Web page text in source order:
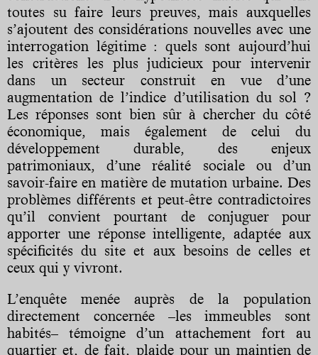
toutes su faire leurs preuves, mais auxquelles
s’ajoutent des considérations nouvelles avec une
interrogation légitime : quels sont aujourd’hui
les critères les plus judicieux pour intervenir
dans un secteur construit en vue d’une
augmentation de l’indice d’utilisation du sol ?
Les réponses sont bien sûr à chercher du côté
économique, mais également de celui du
développement durable, des enjeux
patrimoniaux, d’une réalité sociale ou d’un
savoir-faire en matière de mutation urbaine. Des
problèmes différents et peut-être contradictoires
qu’il convient pourtant de conjuguer pour
apporter une réponse intelligente, adaptée aux
spécificités du site et aux besoins de celles et
ceux qui y vivront.
L’enquête menée auprès de la population
directement concernée –les immeubles sont
habités– témoigne d’un attachement fort au
quartier et, de fait, plaide pour un maintien de